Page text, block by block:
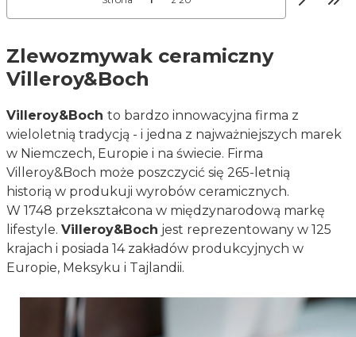
Zlewozmywak ceramiczny
Villeroy&Boch
Villeroy&Boch to bardzo innowacyjna firma z
wieloletnią tradycją - i jedna z najważniejszych marek
w Niemczech, Europie i na świecie. Firma
Villeroy&Boch może poszczycić się 265-letnią
historią w produkuji wyrobów ceramicznych.
W 1748 przekształcona w międzynarodową markę
lifestyle. Villeroy&Boch jest reprezentowany w 125
krajach i posiada 14 zakładów produkcyjnych w
Europie, Meksyku i Tajlandii.